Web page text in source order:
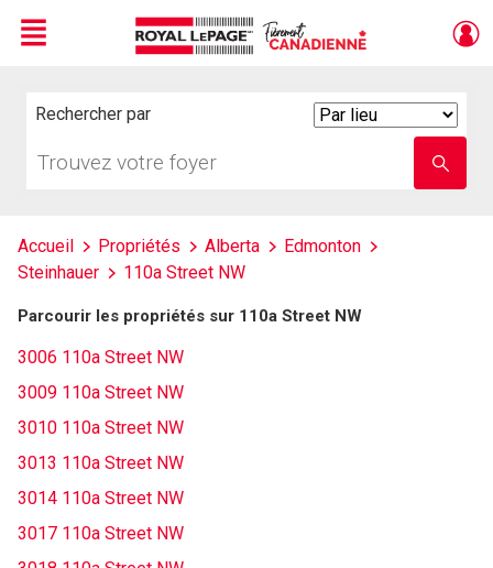
Menu
Rechercher par
votre
nom
Accueil Propriétés Alberta
Edmonton
Steinhauer
110a Street NW
Parcourir les propriétés sur 110a Street NW
3006 110a Street NW
3009 110a Street NW
3010 110a Street NW
3013 110a Street NW
3014 110a Street NW
3017 110a Street NW